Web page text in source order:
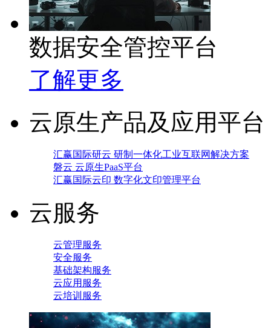
数据安全管控平台
了解更多
云原生产品及应用平台
汇赢国际研云 研制一体化工业互联网解决方案
磐云 云原生PaaS平台
汇赢国际云印 数字化文印管理平台
云服务
云管理服务
安全服务
基础架构服务
云应用服务
云培训服务